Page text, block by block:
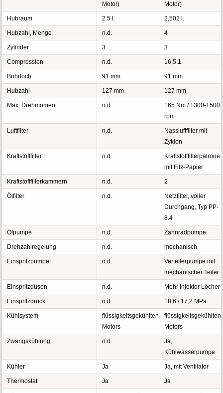
Motor)
Motor)
Hubraum 2.5 l. 2,502 l.
Hubzahl, Menge n.d. 4
Zylinder 3 3
Compression n.d. 16,5:1
Bohrloch 91 mm 91 mm
Hubzahl 127 mm 127 mm
Max. Drehmoment n.d.
165 Nm / 1300-1500
rpm
Luftfilter n.d.
Nassluftfilter mit
Zyklon
Kraftstofffilter n.d.
Kraftstofffilterpatrone
mit Filz-Papier
Kraftstofffilterkammern n.d. 2
Ölfilter n.d.
Netzfilter, voller
Durchgang, Typ PP-
8.4
Ölpumpe n.d. Zahnradpumpe
Drehzahlregelung n.d. mechanisch
Einspritzpumpe n.d.
Verteilerpumpe mit
mechanischer Teiler
Einspritzdüsen n.d. Mehr Injektor Löcher
Einspritzdruck n.d. 18,6 / 17,2 MPa
Kühlsystem
flüssigkeitsgekühlten
Motors
flüssigkeitsgekühlten
Motors
Zwangskühlung n.d.
Ja,
Kühlwasserpumpe
Kühler Ja Ja, mit Ventilator
Thermostat Ja Ja